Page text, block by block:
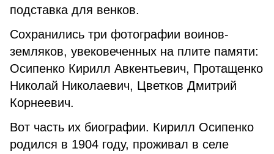
подставка для венков.
Сохранились три фотографии воинов-
земляков, увековеченных на плите памяти:
Осипенко Кирилл Авкентьевич, Протащенко
Николай Николаевич, Цветков Дмитрий
Корнеевич.
Вот часть их биографии. Кирилл Осипенко
родился в 1904 году, проживал в селе